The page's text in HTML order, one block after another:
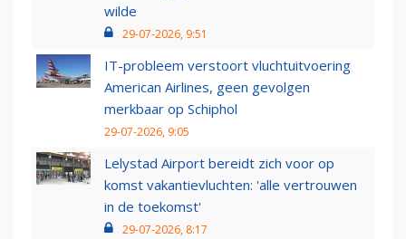
wilde
29-07-2026, 9:51
IT-probleem verstoort vluchtuitvoering
American Airlines, geen gevolgen
merkbaar op Schiphol
29-07-2026, 9:05
Lelystad Airport bereidt zich voor op
komst vakantievluchten: 'alle vertrouwen
in de toekomst'
29-07-2026, 8:17